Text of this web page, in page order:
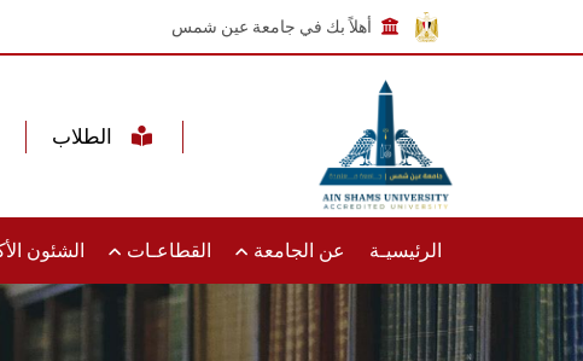
أهلاً بك في جامعة عين شمس
الرئيسيـة عن الجامعة القطاعـات الشئون